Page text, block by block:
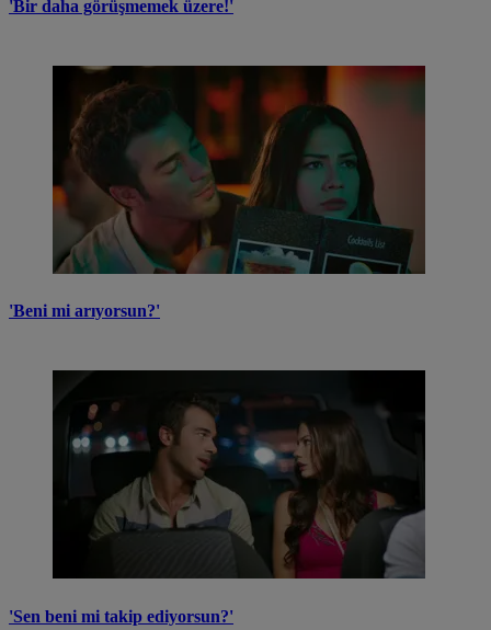
'Bir daha görüşmemek üzere!'
'Beni mi arıyorsun?'
'Sen beni mi takip ediyorsun?'